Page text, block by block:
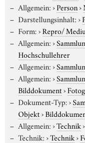
Allgemein:›Person›
Darstellungsinhalt:›
Form:›Repro/
Allgemein:›
Hochschullehrer
Allgemein:›
Allgemein:›
Bilddokument›
Dokument-Typ:›
Objekt›
Allgemein:›Technik›
Technik:›Technik›